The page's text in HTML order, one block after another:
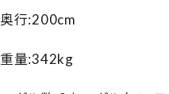
奥行:200cm
重量:342kg